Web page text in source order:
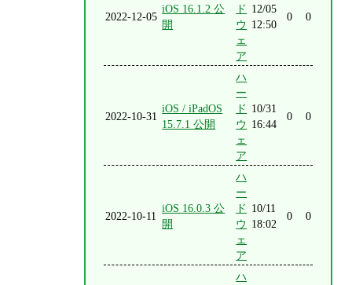
2022-12-05
iOS 16.1.2 公
開
ド
ウ
ェ
ア
12/05
12:50
0 0
2022-10-31
iOS / iPadOS
15.7.1 公開
ハ
ー
ド
ウ
ェ
ア
10/31
16:44
0 0
2022-10-11
iOS 16.0.3 公
開
ハ
ー
ド
ウ
ェ
ア
10/11
18:02
0 0
ハ